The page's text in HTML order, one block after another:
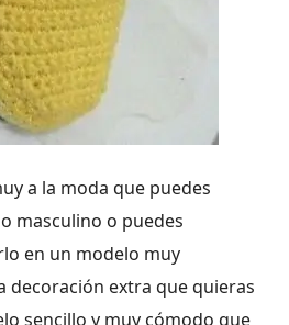
a la moda que puedes
masculino o puedes
en un modelo muy
decoración extra que quieras
sencillo y muy cómodo que